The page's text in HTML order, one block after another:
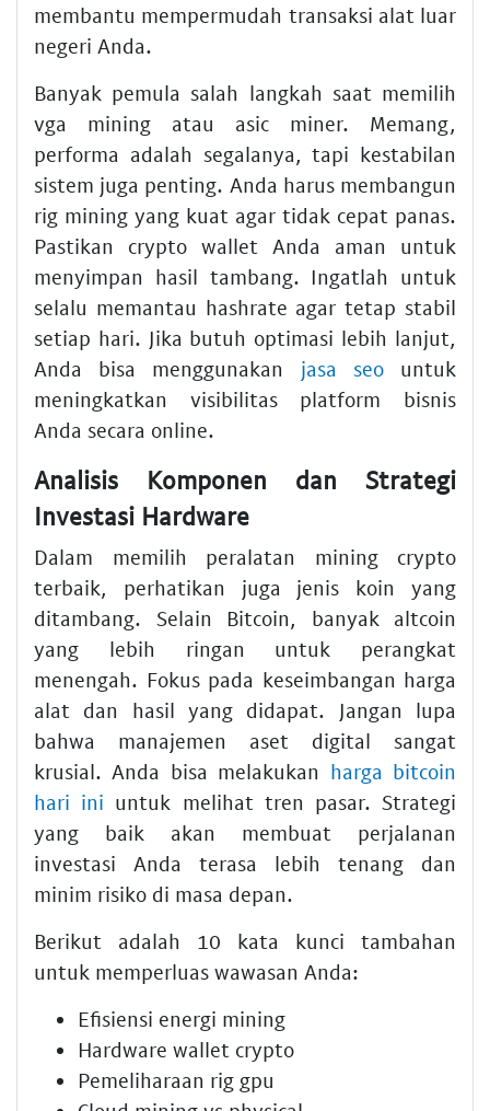
membantu mempermudah transaksi alat luar
negeri Anda.
Banyak pemula salah langkah saat memilih
vga mining atau asic miner. Memang,
performa adalah segalanya, tapi kestabilan
sistem juga penting. Anda harus membangun
rig mining yang kuat agar tidak cepat panas.
Pastikan crypto wallet Anda aman untuk
menyimpan hasil tambang. Ingatlah untuk
selalu memantau hashrate agar tetap stabil
setiap hari. Jika butuh optimasi lebih lanjut,
Anda bisa menggunakan jasa seountuk
meningkatkan visibilitas platform bisnis
Anda secara online.
Analisis Komponen dan Strategi
Investasi Hardware
Dalam memilih peralatan mining crypto
terbaik, perhatikan juga jenis koin yang
ditambang. Selain Bitcoin, banyak altcoin
yang lebih ringan untuk perangkat
menengah. Fokus pada keseimbangan harga
alat dan hasil yang didapat. Jangan lupa
bahwa manajemen aset digital sangat
krusial. Anda bisa melakukan harga bitcoin
hari ini untuk melihat tren pasar. Strategi
yang baik akan membuat perjalanan
investasi Anda terasa lebih tenang dan
minim risiko di masa depan.
Berikut adalah 10 kata kunci tambahan
untuk memperluas wawasan Anda:
Efisiensi energi mining
Hardware wallet crypto
Pemeliharaan rig gpu